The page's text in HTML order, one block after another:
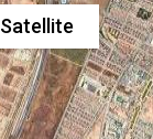
Satellite